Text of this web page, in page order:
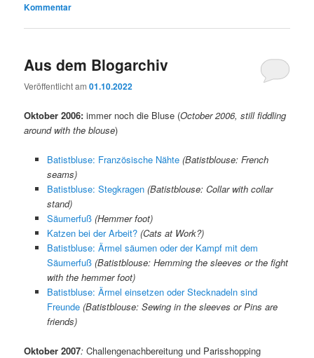
Kommentar
Aus dem Blogarchiv
Veröffentlicht am01.10.2022
Oktober 2006: immer noch die Bluse (October 2006, still fiddling
around with the blouse)
Batistbluse: Französische Nähte (Batistblouse: French
seams)
Batistbluse: Stegkragen (Batistblouse: Collar with collar
stand)
Säumerfuß (Hemmer foot)
Katzen bei der Arbeit? (Cats at Work?)
Batistbluse: Ärmel säumen oder der Kampf mit dem
Säumerfuß (Batistblouse: Hemming the sleeves or the fight
with the hemmer foot)
Batistbluse: Ärmel einsetzen oder Stecknadeln sind
Freunde (Batistblouse: Sewing in the sleeves or Pins are
friends)
Oktober 2007: Challengenachbereitung und Parisshopping